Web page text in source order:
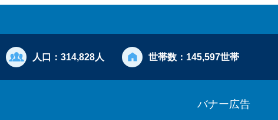
人口： 314,828人 世帯数： 145,597世帯
バナー広告